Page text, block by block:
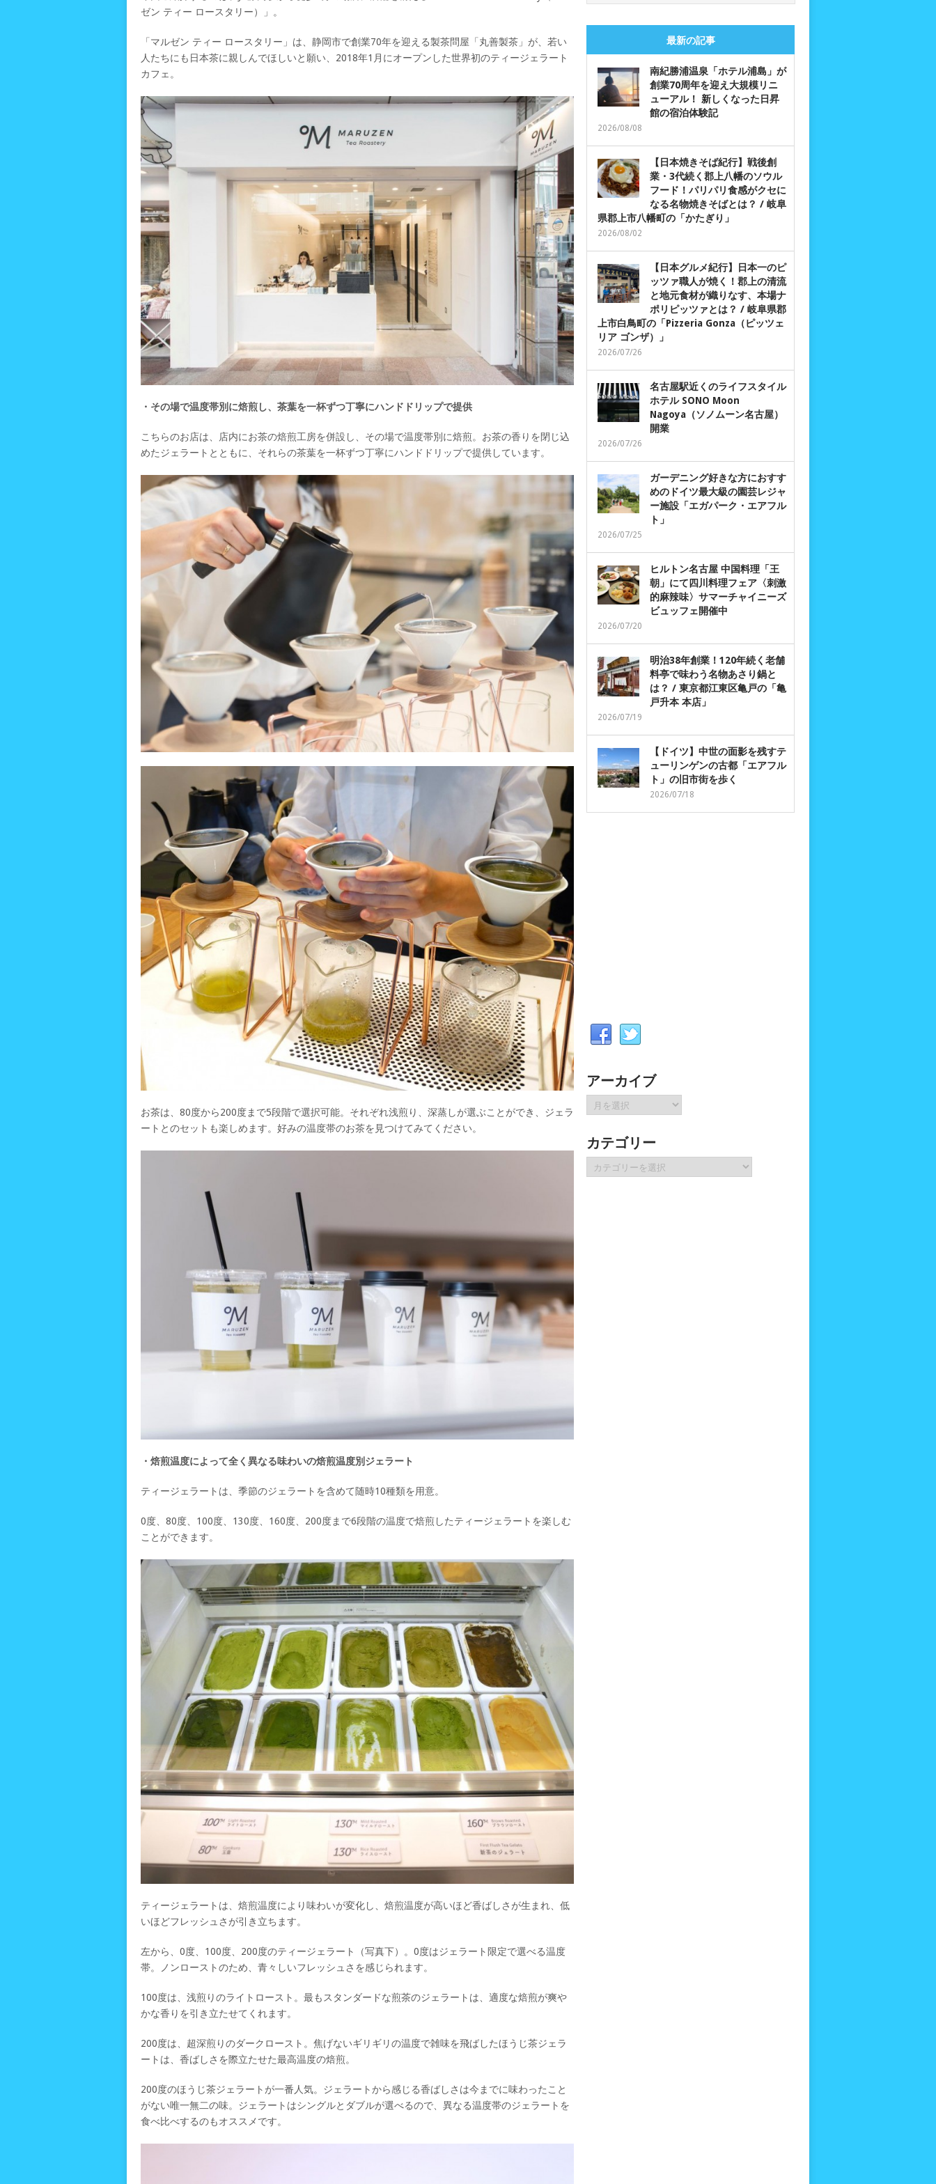
ゼン ティー ロースタリー）」。
「マルゼン ティー ロースタリー」は、静岡市で創業70年を迎える製茶問屋「丸善製茶」が、若い
人たちにも日本茶に親しんでほしいと願い、2018年1月にオープンした世界初のティージェラート
カフェ。
・その場で温度帯別に焙煎し、茶葉を一杯ずつ丁寧にハンドドリップで提供
こちらのお店は、店内にお茶の焙煎工房を併設し、その場で温度帯別に焙煎。お茶の香りを閉じ込
めたジェラートとともに、それらの茶葉を一杯ずつ丁寧にハンドドリップで提供しています。
お茶は、80度から200度まで5段階で選択可能。それぞれ浅煎り、深蒸しが選ぶことができ、ジェラ
ートとのセットも楽しめます。好みの温度帯のお茶を見つけてみてください。
・焙煎温度によって全く異なる味わいの焙煎温度別ジェラート
ティージェラートは、季節のジェラートを含めて随時10種類を用意。
0度、80度、100度、130度、160度、200度まで6段階の温度で焙煎したティージェラートを楽しむ
ことができます。
ティージェラートは、焙煎温度により味わいが変化し、焙煎温度が高いほど香ばしさが生まれ、低
いほどフレッシュさが引き立ちます。
左から、0度、100度、200度のティージェラート（写真下）。0度はジェラート限定で選べる温度
帯。ノンローストのため、青々しいフレッシュさを感じられます。
100度は、浅煎りのライトロースト。最もスタンダードな煎茶のジェラートは、適度な焙煎が爽や
かな香りを引き立たせてくれます。
200度は、超深煎りのダークロースト。焦げないギリギリの温度で雑味を飛ばしたほうじ茶ジェラ
ートは、香ばしさを際立たせた最高温度の焙煎。
200度のほうじ茶ジェラートが一番人気。ジェラートから感じる香ばしさは今までに味わったこと
がない唯一無二の味。ジェラートはシングルとダブルが選べるので、異なる温度帯のジェラートを
食べ比べするのもオススメです。
最新の記事
南紀勝浦温泉「ホテル浦島」が
創業70周年を迎え大規模リニ
ューアル！ 新しくなった日昇
館の宿泊体験記
2026/08/08
【日本焼きそば紀行】戦後創
業・3代続く郡上八幡のソウル
フード！パリパリ食感がクセに
なる名物焼きそばとは？ / 岐阜
県郡上市八幡町の「かたぎり」
2026/08/02
【日本グルメ紀行】日本一のピ
ッツァ職人が焼く！郡上の清流
と地元食材が織りなす、本場ナ
ポリピッツァとは？ / 岐阜県郡
上市白鳥町の「Pizzeria Gonza（ピッツェ
リア ゴンザ）」
2026/07/26
名古屋駅近くのライフスタイル
ホテル SONO Moon
Nagoya（ソノムーン名古屋）
開業
2026/07/26
ガーデニング好きな方におすす
めのドイツ最大級の園芸レジャ
ー施設「エガパーク・エアフル
ト」
2026/07/25
ヒルトン名古屋 中国料理「王
朝」にて四川料理フェア〈刺激
的麻辣味〉サマーチャイニーズ
ビュッフェ開催中
2026/07/20
明治38年創業！120年続く老舗
料亭で味わう名物あさり鍋と
は？ / 東京都江東区亀戸の「亀
戸升本 本店」
2026/07/19
【ドイツ】中世の面影を残すテ
ューリンゲンの古都「エアフル
ト」の旧市街を歩く
2026/07/18
アーカイブ
ア
ー
イ
ブ
カテゴリー
テ